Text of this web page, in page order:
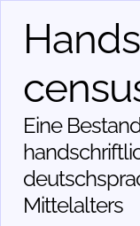
Eine
Mittelalters